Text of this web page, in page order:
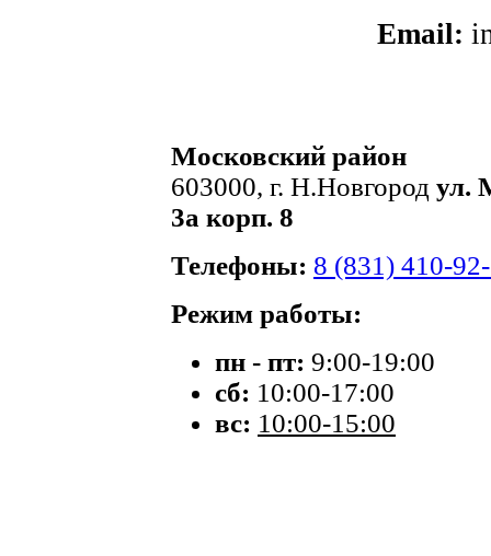
Email:
Московский район
603000, г. Н.Новгород ул.
3а корп. 8
Телефоны: 8 (831) 410-
Режим работы:
пн - пт: 9:00-19:00
сб: 10:00-17:00
вс: 10:00-15:00